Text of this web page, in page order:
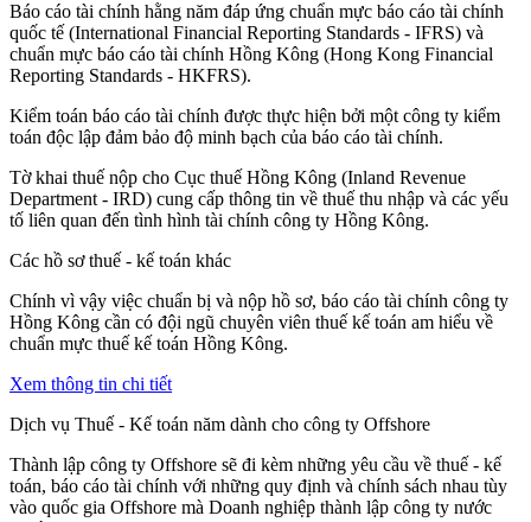
Báo cáo tài chính hằng năm đáp ứng chuẩn mực báo cáo tài chính
quốc tế (International Financial Reporting Standards - IFRS) và
chuẩn mực báo cáo tài chính Hồng Kông (Hong Kong Financial
Reporting Standards - HKFRS).
Kiểm toán báo cáo tài chính được thực hiện bởi một công ty kiểm
toán độc lập đảm bảo độ minh bạch của báo cáo tài chính.
Tờ khai thuế nộp cho Cục thuế Hồng Kông (Inland Revenue
Department - IRD) cung cấp thông tin về thuế thu nhập và các yếu
tố liên quan đến tình hình tài chính công ty Hồng Kông.
Các hồ sơ thuế - kế toán khác
Chính vì vậy việc chuẩn bị và nộp hồ sơ, báo cáo tài chính công ty
Hồng Kông cần có đội ngũ chuyên viên thuế kế toán am hiểu về
chuẩn mực thuế kế toán Hồng Kông.
Xem thông tin chi tiết
Dịch vụ Thuế - Kế toán năm dành cho công ty Offshore
Thành lập công ty Offshore sẽ đi kèm những yêu cầu về thuế - kế
toán, báo cáo tài chính với những quy định và chính sách nhau tùy
vào quốc gia Offshore mà Doanh nghiệp thành lập công ty nước